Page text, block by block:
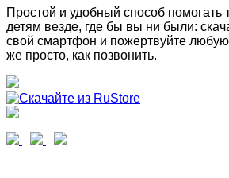
Простой и удобный способ
детям везде, где бы вы ни были:
свой смартфон и пожертвуйте
же просто, как позвонить.